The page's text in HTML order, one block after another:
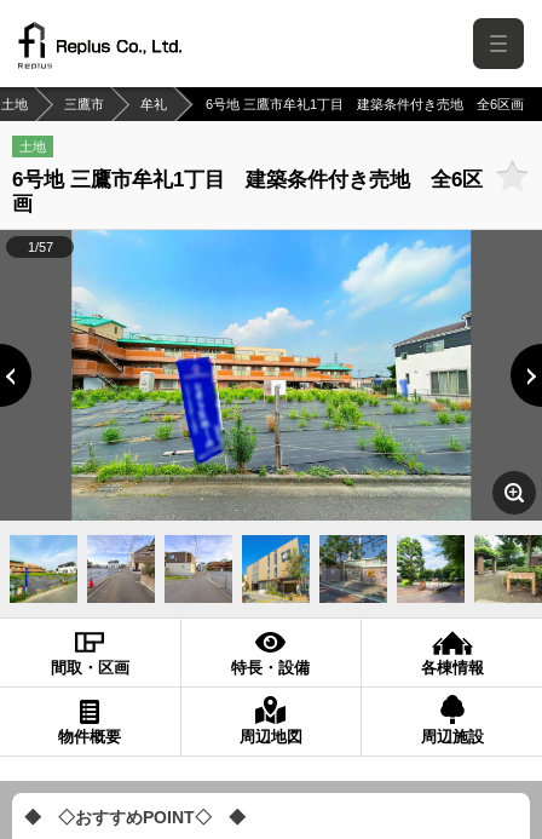
土地 三鷹市 牟礼 6号地 三鷹市牟礼1丁目 建築条件付き売地 全6区画
土地
6号地 三鷹市牟礼1丁目 建築条件付き売地 全6区
画
1/57
間取・区画 特長・設備 各棟情報
物件概要 周辺地図 周辺施設
◆ ◇おすすめPOINT◇ ◆